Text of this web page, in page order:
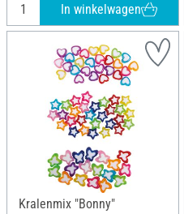
In winkelwagen
Kralenmix "Bonny"